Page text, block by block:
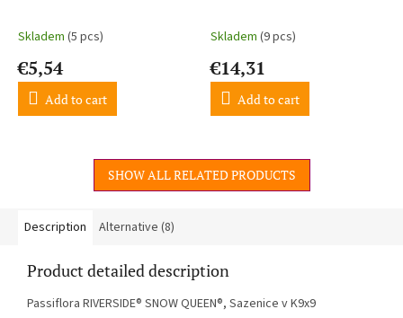
Skladem (5 pcs)
€5,54
Add to cart
Skladem (9 pcs)
€14,31
Add to cart
SHOW ALL RELATED PRODUCTS
Description Alternative (8)
Product detailed description
Passiflora RIVERSIDE® SNOW QUEEN®, Sazenice v K9x9